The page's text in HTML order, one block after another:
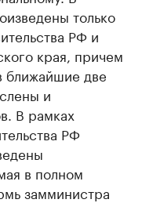
только
РФ и
края, причем
ближайшие две
и
В рамках
РФ
в полном
замминистра